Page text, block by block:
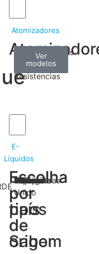
Atomizadores
Claromizadores
Ver
modelos
Reconstruíveis
Ver
modelos
Resistencias
Ver
modelos
E-
Líquidos
Escolha
por
tipos
de
Sabor
Tabaco
Frutas
Bebidas
Frescos
Sobremesas
Escolha
por
país
de
origem
Portugal
Alemanha
USA
Reino
Unido
Canadá
França
Malásia
Filipinas
Espanha
Polónia
Grécia